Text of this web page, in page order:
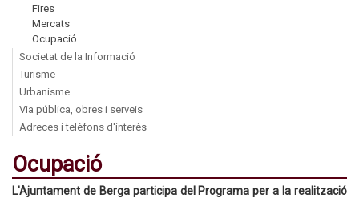
Fires
Mercats
Ocupació
Societat de la Informació
Turisme
Urbanisme
Via pública, obres i serveis
Adreces i telèfons d'interès
Ocupació
L'Ajuntament de Berga participa del Programa per a la realització